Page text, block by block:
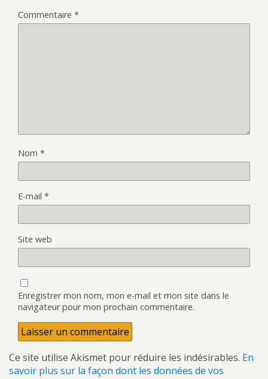
Commentaire *
Nom *
E-mail *
Site web
Enregistrer mon nom, mon e-mail et mon site dans le
navigateur pour mon prochain commentaire.
Ce site utilise Akismet pour réduire les indésirables. En
savoir plus sur la façon dont les données de vos